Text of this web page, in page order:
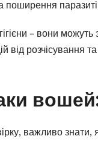
поширення
– вони
від розчісування
важливо